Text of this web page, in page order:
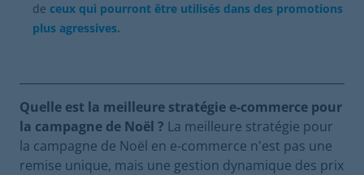
de ceux qui pourront être utilisés dans des promotions
plus agressives.
Quelle est la meilleure stratégie e-commerce pour
la campagne de Noël ? La meilleure stratégie pour
la campagne de Noël en e-commerce n'est pas une
remise unique, mais une gestion dynamique des prix